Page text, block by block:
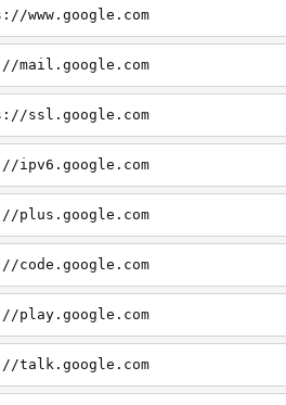
www.google.com
mail.google.com
ssl.google.com
ipv6.google.com
plus.google.com
code.google.com
play.google.com
talk.google.com